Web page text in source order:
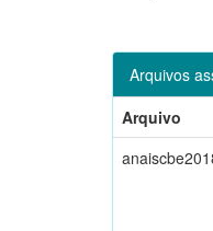
Arquivos
Arquivo